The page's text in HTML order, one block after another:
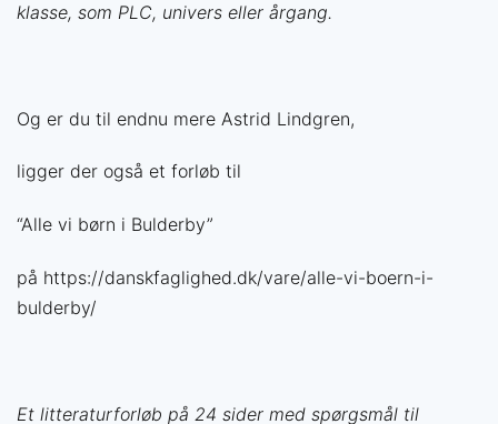
klasse, som PLC, univers eller årgang.
Og er du til endnu mere Astrid Lindgren,
ligger der også et forløb til
“Alle vi børn i Bulderby”
på https://danskfaglighed.dk/vare/alle-vi-boern-i-
bulderby/
Et litteraturforløb på 24 sider med spørgsmål til